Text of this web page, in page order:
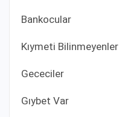
Bankocular
Kıymeti Bilinmeyenler
Gececiler
Gıybet Var